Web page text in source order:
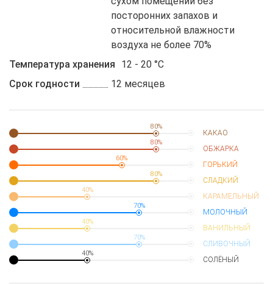
посторонних запахов и
относительной влажности
воздуха не более 70%
Температура хранения
12 - 20 °C
Срок годности
12 месяцев
80%
КАКАО
80%
ОБЖАРКА
60%
ГОРЬКИЙ
80%
СЛАДКИЙ
40%
КАРАМЕЛЬНЫЙ
70%
МОЛОЧНЫЙ
40%
ВАНИЛЬНЫЙ
70%
СЛИВОЧНЫЙ
40%
СОЛЁНЫЙ